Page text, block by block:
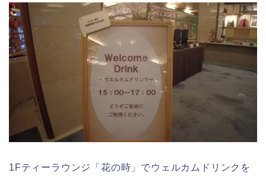
1Fティーラウンジ「花の時」でウェルカムドリンクを